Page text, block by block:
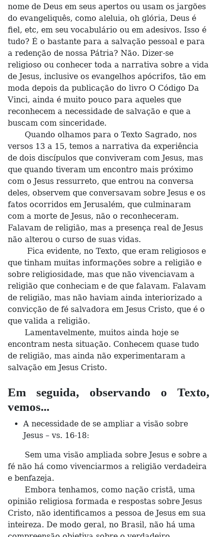
nome de Deus em seus apertos ou usam os jargões
do evangeliquês, como aleluia, oh glória, Deus é
fiel, etc, em seu vocabulário ou em adesivos. Isso é
tudo? É o bastante para a salvação pessoal e para
a redenção de nossa Pátria? Não. Dizer-se
religioso ou conhecer toda a narrativa sobre a vida
de Jesus, inclusive os evangelhos apócrifos, tão em
moda depois da publicação do livro O Código Da
Vinci, ainda é muito pouco para aqueles que
reconhecem a necessidade de salvação e que a
buscam com sinceridade.
Quando olhamos para o Texto Sagrado, nos
versos 13 a 15, temos a narrativa da experiência
de dois discípulos que conviveram com Jesus, mas
que quando tiveram um encontro mais próximo
com o Jesus ressurreto, que entrou na conversa
deles, observem que conversavam sobre Jesus e os
fatos ocorridos em Jerusalém, que culminaram
com a morte de Jesus, não o reconheceram.
Falavam de religião, mas a presença real de Jesus
não alterou o curso de suas vidas.
Fica evidente, no Texto, que eram religiosos e
que tinham muitas informações sobre a religião e
sobre religiosidade, mas que não vivenciavam a
religião que conheciam e de que falavam. Falavam
de religião, mas não haviam ainda interiorizado a
convicção de fé salvadora em Jesus Cristo, que é o
que valida a religião.
Lamentavelmente, muitos ainda hoje se
encontram nesta situação. Conhecem quase tudo
de religião, mas ainda não experimentaram a
salvação em Jesus Cristo.
Em seguida, observando o Texto,
vemos...
A necessidade de se ampliar a visão sobre
Jesus – vs. 16-18:
Sem uma visão ampliada sobre Jesus e sobre a
fé não há como vivenciarmos a religião verdadeira
e benfazeja.
Embora tenhamos, como nação cristã, uma
opinião religiosa formada e respostas sobre Jesus
Cristo, não identificamos a pessoa de Jesus em sua
inteireza. De modo geral, no Brasil, não há uma